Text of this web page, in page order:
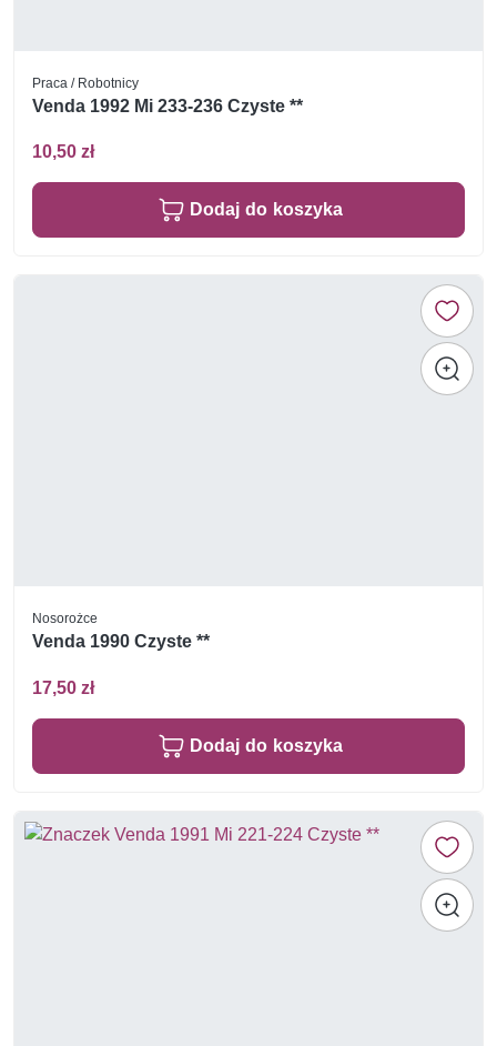
Praca / Robotnicy
Venda 1992 Mi 233-236 Czyste **
10,50 zł
Dodaj do koszyka
Nosorożce
Venda 1990 Czyste **
17,50 zł
Dodaj do koszyka